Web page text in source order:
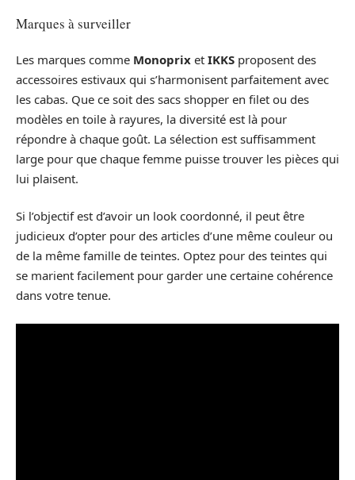
Marques à surveiller
Les marques comme Monoprix et IKKS proposent des
accessoires estivaux qui s’harmonisent parfaitement avec
les cabas. Que ce soit des sacs shopper en filet ou des
modèles en toile à rayures, la diversité est là pour
répondre à chaque goût. La sélection est suffisamment
large pour que chaque femme puisse trouver les pièces qui
lui plaisent.
Si l’objectif est d’avoir un look coordonné, il peut être
judicieux d’opter pour des articles d’une même couleur ou
de la même famille de teintes. Optez pour des teintes qui
se marient facilement pour garder une certaine cohérence
dans votre tenue.